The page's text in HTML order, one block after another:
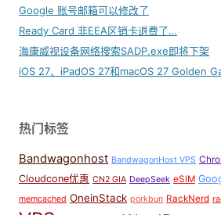
Google 账号邮箱可以修改了
Ready Card 非EEA区销卡退费了…
海康威视设备网络搜索SADP.exe即将下架
iOS 27、iPadOS 27和macOS 27 Golden
热门标签
Bandwagonhost BandwagonHost VPS
Cloudcone优惠 CN2 GIA DeepSeek eSIM
memcached OneinStack porkbun RackNerd